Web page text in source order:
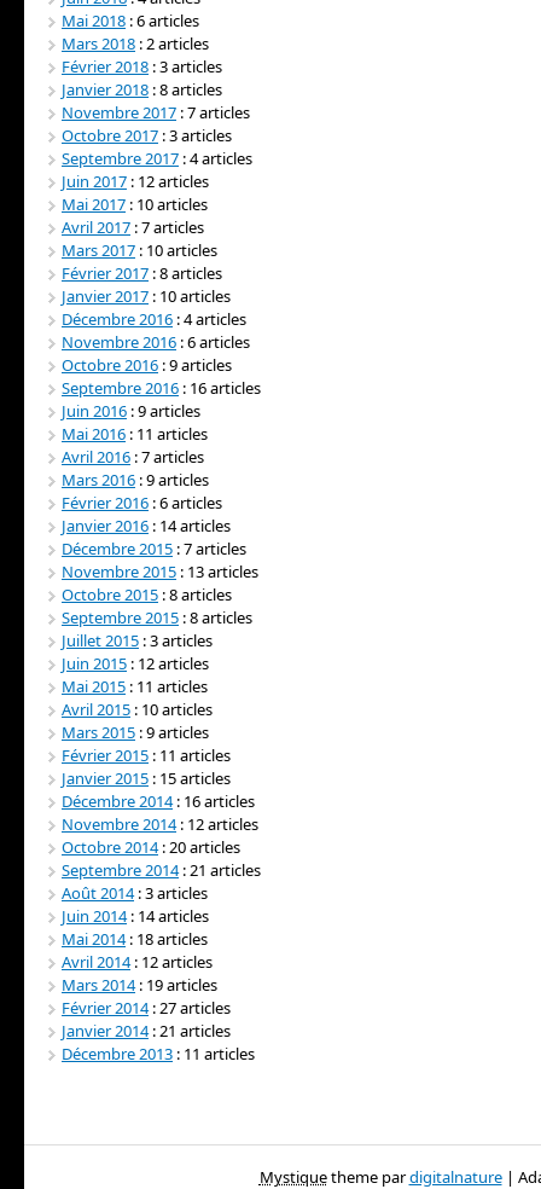
Mai 2018 : 6 articles
Mars 2018 : 2 articles
Février 2018 : 3 articles
Janvier 2018 : 8 articles
Novembre 2017 : 7 articles
Octobre 2017 : 3 articles
Septembre 2017 : 4 articles
Juin 2017 : 12 articles
Mai 2017 : 10 articles
Avril 2017 : 7 articles
Mars 2017 : 10 articles
Février 2017 : 8 articles
Janvier 2017 : 10 articles
Décembre 2016 : 4 articles
Novembre 2016 : 6 articles
Octobre 2016 : 9 articles
Septembre 2016 : 16 articles
Juin 2016 : 9 articles
Mai 2016 : 11 articles
Avril 2016 : 7 articles
Mars 2016 : 9 articles
Février 2016 : 6 articles
Janvier 2016 : 14 articles
Décembre 2015 : 7 articles
Novembre 2015 : 13 articles
Octobre 2015 : 8 articles
Septembre 2015 : 8 articles
Juillet 2015 : 3 articles
Juin 2015 : 12 articles
Mai 2015 : 11 articles
Avril 2015 : 10 articles
Mars 2015 : 9 articles
Février 2015 : 11 articles
Janvier 2015 : 15 articles
Décembre 2014: 16 articles
Novembre 2014: 12 articles
Octobre 2014: 20 articles
Septembre 2014: 21 articles
Août 2014: 3 articles
Juin 2014: 14 articles
Mai 2014: 18 articles
Avril 2014: 12 articles
Mars 2014: 19 articles
Février 2014: 27 articles
Janvier 2014: 21 articles
Décembre 2013 : 11 articles
Mystiquetheme pardigitalnature|